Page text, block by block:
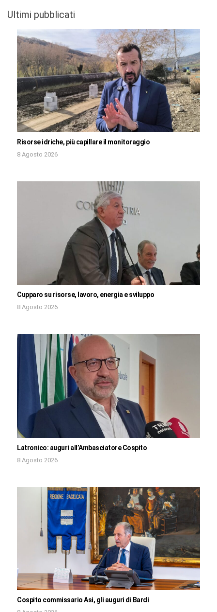
Ultimi pubblicati
Risorse idriche, più capillare il monitoraggio
8 Agosto 2026
Cupparo su risorse, lavoro, energia e sviluppo
8 Agosto 2026
Latronico: auguri all’Ambasciatore Cospito
8 Agosto 2026
Cospito commissario Asi, gli auguri di Bardi